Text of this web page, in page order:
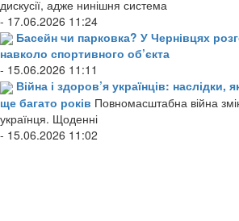
дискусії, адже нинішня система
- 17.06.2026 11:24
Басейн чи парковка? У Чернівцях
навколо спортивного об’єкта
- 15.06.2026 11:11
Війна і здоров’я українців: наслідки,
ще багато років Повномасштабна війна
українця. Щоденні
- 15.06.2026 11:02